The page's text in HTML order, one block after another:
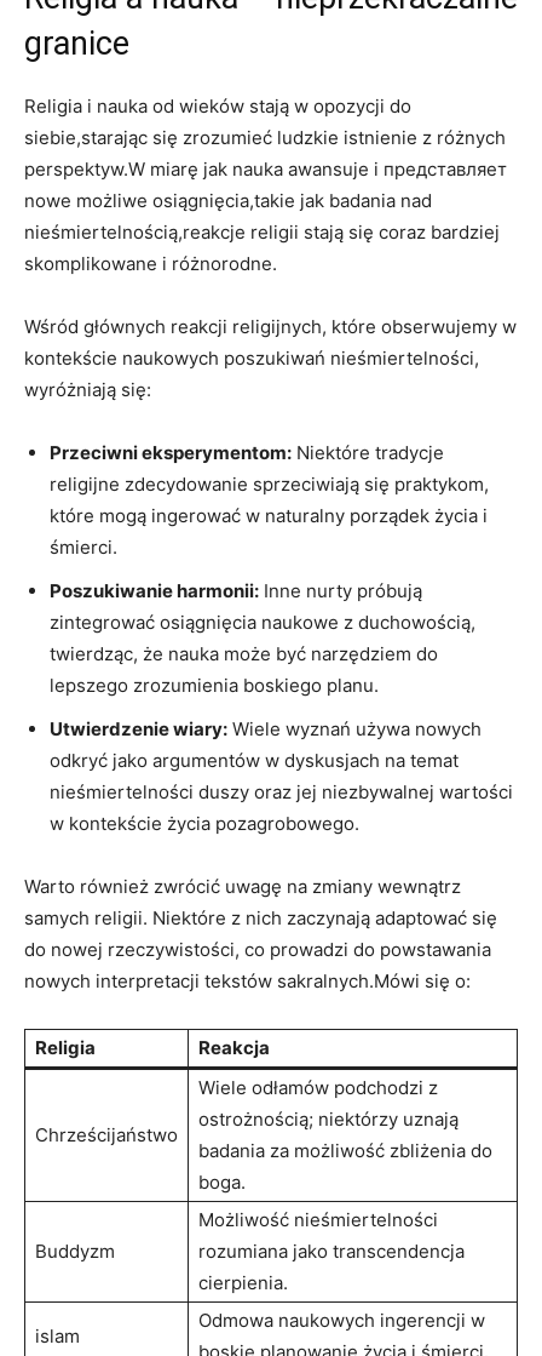
granice
Religia i nauka od wieków stają w opozycji do
siebie,starając się zrozumieć ludzkie istnienie z różnych
perspektyw.W miarę jak nauka awansuje i представляет
nowe możliwe osiągnięcia,takie jak badania nad
nieśmiertelnością,reakcje religii stają się coraz bardziej
skomplikowane i różnorodne.
Wśród głównych reakcji religijnych, które obserwujemy w
kontekście naukowych poszukiwań nieśmiertelności,
wyróżniają się:
Przeciwni eksperymentom: Niektóre tradycje
religijne zdecydowanie sprzeciwiają się praktykom,
które mogą ingerować w naturalny porządek życia i
śmierci.
Poszukiwanie harmonii: Inne nurty próbują
zintegrować osiągnięcia naukowe z duchowością,
twierdząc, że nauka może być narzędziem do
lepszego zrozumienia boskiego planu.
Utwierdzenie wiary: Wiele wyznań używa nowych
odkryć jako argumentów w dyskusjach na temat
nieśmiertelności duszy oraz jej niezbywalnej wartości
w kontekście życia pozagrobowego.
Warto również zwrócić uwagę na zmiany wewnątrz
samych religii. Niektóre z nich zaczynają adaptować się
do nowej rzeczywistości, co prowadzi do powstawania
nowych interpretacji tekstów sakralnych.Mówi się o:
Religia Reakcja
Chrześcijaństwo
Wiele odłamów podchodzi z
ostrożnością; niektórzy uznają
badania za możliwość zbliżenia do
boga.
Buddyzm
Możliwość nieśmiertelności
rozumiana jako transcendencja
cierpienia.
islam
Odmowa naukowych ingerencji w